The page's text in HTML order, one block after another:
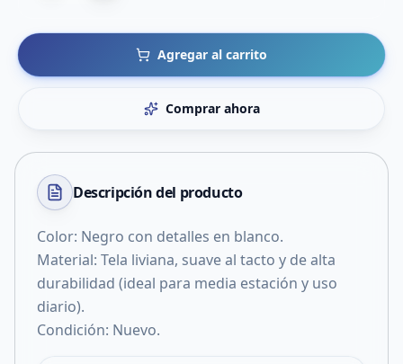
Agregar al carrito
Comprar ahora
Descripción del producto
Color: Negro con detalles en blanco.
​Material: Tela liviana, suave al tacto y de alta
durabilidad (ideal para media estación y uso
diario).
​Condición: Nuevo.